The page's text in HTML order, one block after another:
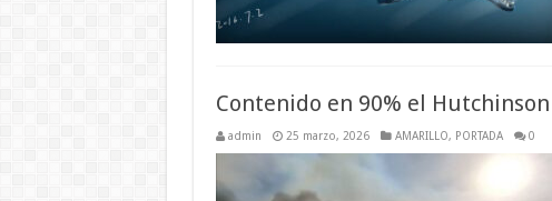
Contenido en 90% el
admin 25 marzo, 2026 AMARILLO, PORTADA 0